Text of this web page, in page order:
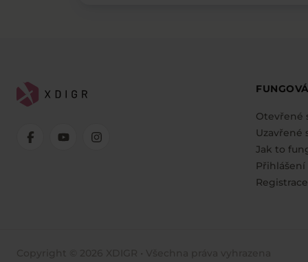
Otevřené
Uzavřené
Jak to
Přihlášení
Registrace